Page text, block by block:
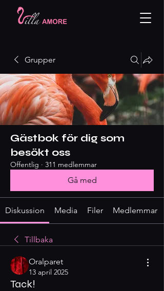
Grupper
Gästbok för dig som
besökt oss
Offentlig · 311 medlemmar
Gå med
Diskussion Media Filer Medlemmar
Tillbaka
Oralparet
13 april 2025
Tack!